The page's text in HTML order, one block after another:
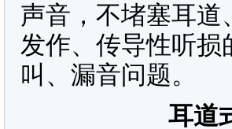
声音，不堵塞耳道
发作、传导性听损
叫、漏音问题。
耳道